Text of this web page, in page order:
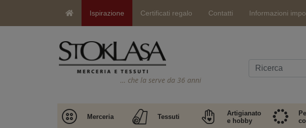
Ispirazione Certificati regalo Contatti Informazioni
… che la serve da 36 anni
Merceria Tessuti
Artigianato
e hobby